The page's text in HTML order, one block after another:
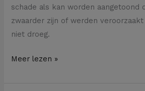
schade als kan worden aangetoond
zwaarder zijn of werden
niet droeg.
Meer lezen »